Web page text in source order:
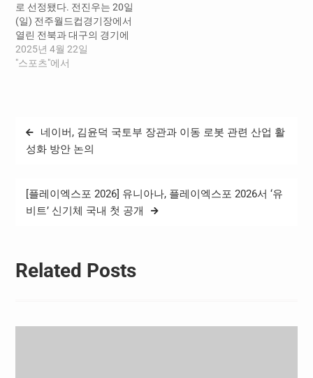
로 선정됐다. 전진우는 20일
(일) 전주월드컵경기장에서
열린 전북과 대구의 경기에
서 멀티골을 터뜨리며 전북
의 3대1 승리를 이끌었다. 전
팅을 성공시키며 맹활약했
다. K리그1 9라운드 베스트
연속골을…
2025년 4월 22일
"스포츠"에서
글
탐
네이버, 김윤덕 국토부 장관과 이동 로봇 관련 산업 활
성화 방안 논의
[플레이엑스포 2026] 유니아나, 플레이엑스포 2026서 ‘유
비트’ 신기체 국내 첫 공개
Related Posts